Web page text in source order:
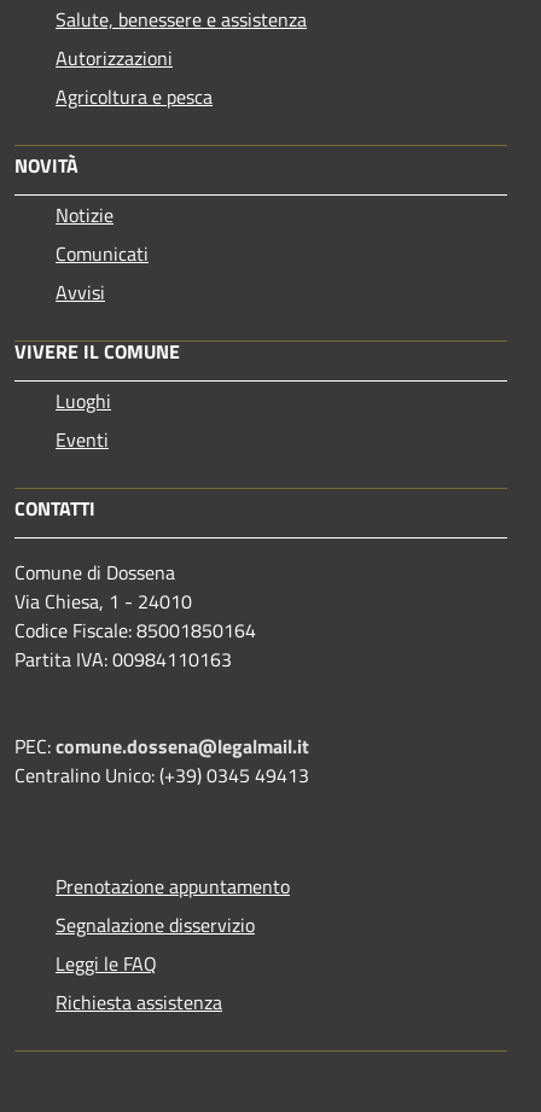
Salute, benessere e assistenza
Autorizzazioni
Agricoltura e pesca
NOVITÀ
Notizie
Comunicati
Avvisi
VIVERE IL COMUNE
Luoghi
Eventi
CONTATTI
Comune di Dossena
Via Chiesa, 1 - 24010
Codice Fiscale: 85001850164
Partita IVA: 00984110163
PEC:comune.dossena@legalmail.it
Centralino Unico: (+39) 0345 49413
Prenotazione appuntamento
Segnalazione disservizio
Leggi le FAQ
Richiesta assistenza